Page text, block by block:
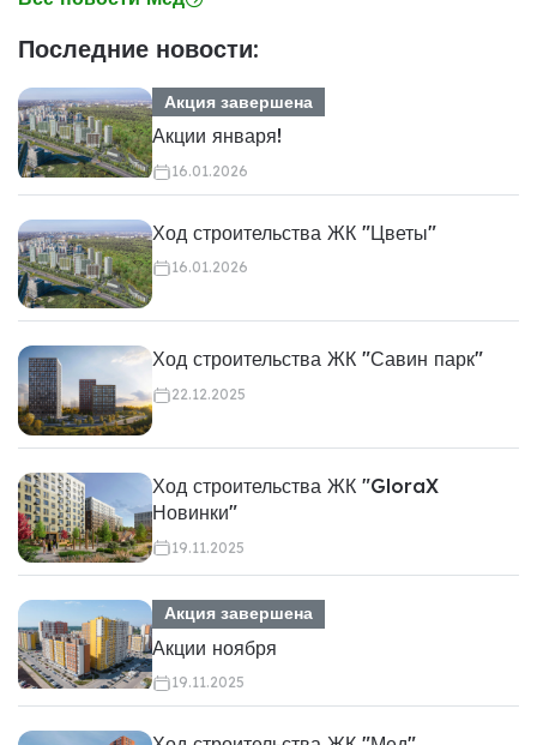
Последние новости:
Акция завершена
Акции января!
16.01.2026
Ход строительства ЖК "Цветы"
16.01.2026
Ход строительства ЖК "Савин парк"
22.12.2025
Ход строительства ЖК "GloraX
Новинки"
19.11.2025
Акция завершена
Акции ноября
19.11.2025